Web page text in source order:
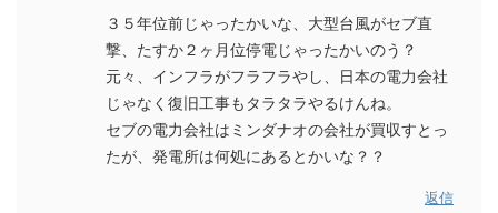
３５年位前じゃったかいな、大型台風がセブ直
撃、たすか２ヶ月位停電じゃったかいのう？
元々、インフラがフラフラやし、日本の電力会社
じゃなく復旧工事もタラタラやるけんね。
セブの電力会社はミンダナオの会社が買収すとっ
たが、発電所は何処にあるとかいな？？
返信